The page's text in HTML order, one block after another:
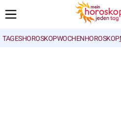
TAGESHOROSKOPWOCHENHOROSKOP